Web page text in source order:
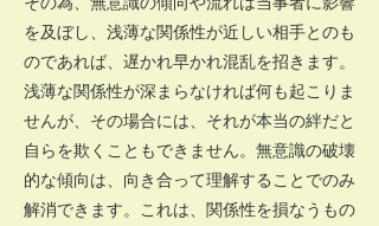
を及ぼし、浅薄な関係性が近しい相手とのも
のであれば、遅かれ早かれ混乱を招きます。
浅薄な関係性が深まらなければ何も起こりま
せんが、その場合には、それが本当の絆だと
自らを欺くこともできません。無意識の破壊
的な傾向は、向き合って理解することでのみ
解消できます。これは、関係性を損なうもの